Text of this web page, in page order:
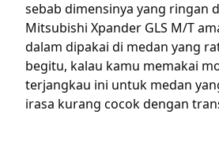
sebab dimensinya yang ringan
Mitsubishi Xpander GLS M/T
dalam dipakai di medan yang
begitu, kalau kamu memakai
terjangkau ini untuk medan
irasa kurang cocok dengan